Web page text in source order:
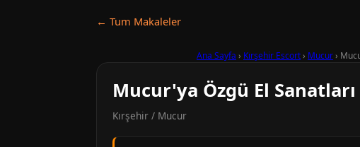
← Tum Makaleler
Ana Sayfa › Kırşehir Escort› Mucur›
Mucur'ya Özgü El
Kırşehir / Mucur